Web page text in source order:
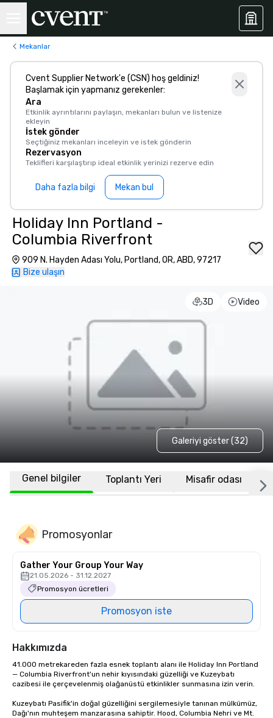
Mekanlar
Cvent Supplier Network'e (CSN) hoş geldiniz!
Başlamak için yapmanız gerekenler:
Ara
Etkinlik ayrıntılarını paylaşın, mekanları bulun ve listenize
ekleyin
İstek gönder
Seçtiğiniz mekanları inceleyin ve istek gönderin
Rezervasyon
Teklifleri karşılaştırıp ideal etkinlik yerinizi rezerve edin
Daha fazla bilgi Mekan bul
Holiday Inn Portland -
Columbia Riverfront
909 N. Hayden Adası Yolu, Portland, OR, ABD, 97217
Bize ulaşın
3D Video
Galeriyi göster (32)
Genel bilgiler Toplantı Yeri Misafir odası
Promosyonlar
Gather Your Group Your Way
21.05.2026 - 31.12.2027
Promosyon ücretleri
Promosyon iste
Hakkımızda
41.000 metrekareden fazla esnek toplantı alanı ile Holiday Inn Portland
— Columbia Riverfront'un nehir kıyısındaki güzelliği ve Kuzeybatı
cazibesi ile çerçevelenmiş olağanüstü etkinlikler sunmasına izin verin.
Kuzeybatı Pasifik'in doğal güzelliğini sergilemesiyle tanınan mülkümüz,
Dağı'nın muhteşem manzarasına sahiptir. Hood, Columbia Nehri ve Mt.